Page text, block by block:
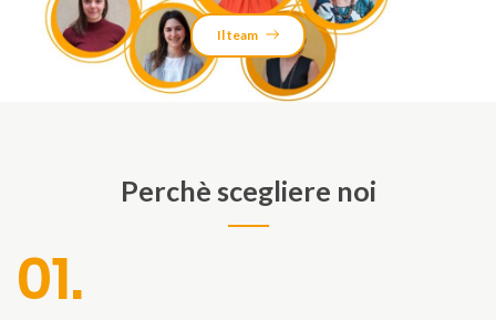
Il team
Perchè scegliere noi
01.